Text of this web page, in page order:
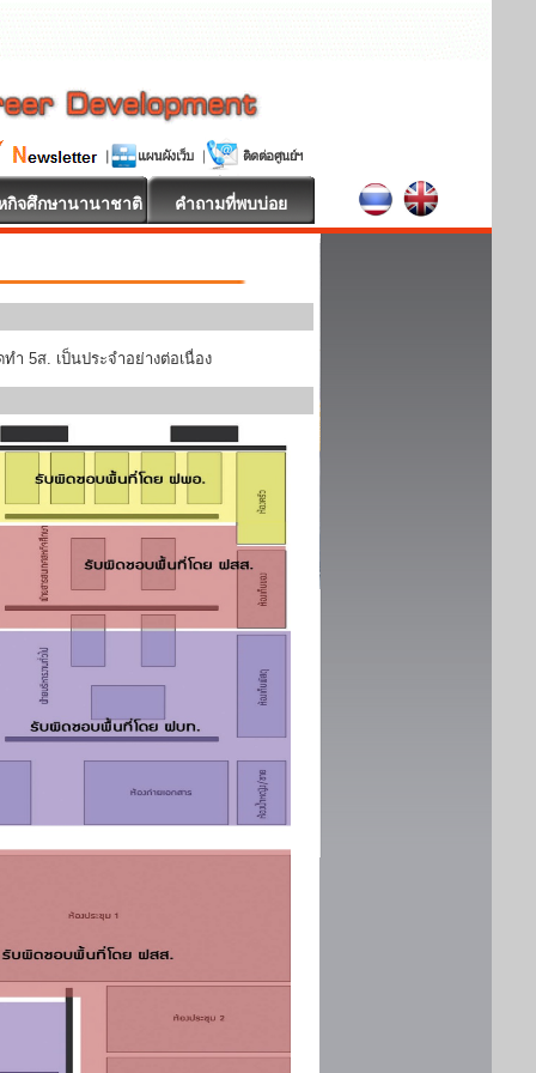
กิจศึกษานานาชาติ คำถามที่พบบ่อย
5ส. เป็นประจำอย่างต่อเนื่อง